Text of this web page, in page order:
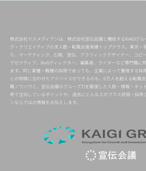
株式会社マスメディアンは、株式会社宣伝会議と構成するKAIGIグ
グ・クリエイティブの求人数・転職支援実績トップクラス。東京・
ち、マーケティング、広報、宣伝、グラフィックデザイナー、コピ
グゼクティブ、Webディレクター、編集者、ライターなど専門職に
ます。同じ業種・職種の採用であっても、企業によって重視する採
との特徴に合わせたアドバイスができるのも、6万人を超える転職
職ノウハウと、宣伝会議のグループ力を駆使した人脈・情報・ネッ
考で注目しているポイントや、過去にどんな人がプラス評価・採用
ンならではの情報をお伝えします。